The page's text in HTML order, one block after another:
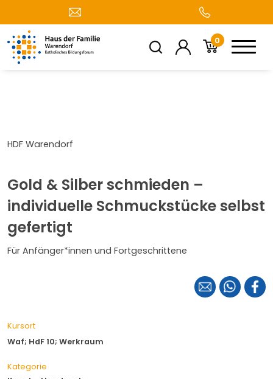
0
HDF Warendorf
Gold & Silber schmieden –
individuelle Schmuckstücke selbst
gefertigt
Für Anfänger*innen und Fortgeschrittene
Kategorie
Kursort
Waf; HdF 10; Werkraum